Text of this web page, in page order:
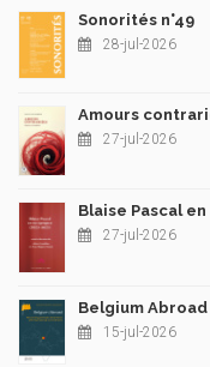
Sonorités n°49
28-jul-2026
Amours
27-jul-2026
Blaise Pascal
27-jul-2026
Belgium Abroad
15-jul-2026